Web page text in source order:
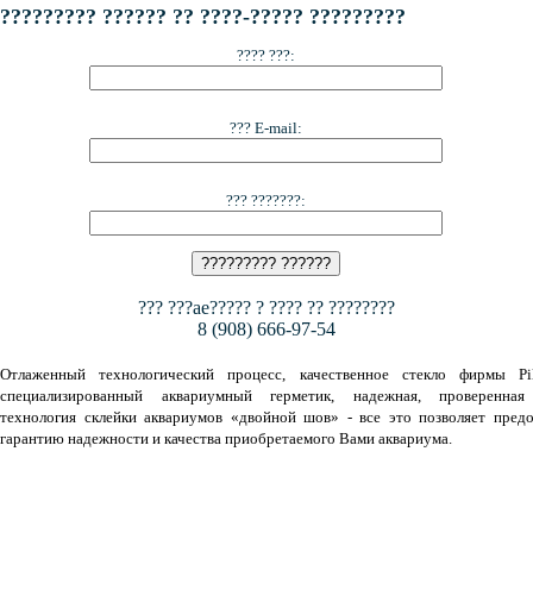
????????? ?????? ?? ????-????? ?????????
???? ???:
??? E-mail:
??? ???????:
??? ???ae????? ? ???? ?? ????????
8 (908) 666-97-54
Отлаженный технологический процесс, качественное стекло фирмы
специализированный аквариумный герметик, надежная,
технология склейки аквариумов «двойной шов» - все это позволяет
гарантию надежности и качества приобретаемого Вами аквариума.